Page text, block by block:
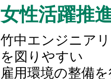
女性活躍推
竹中エンジニア
を図りやすい
雇用環境の整備